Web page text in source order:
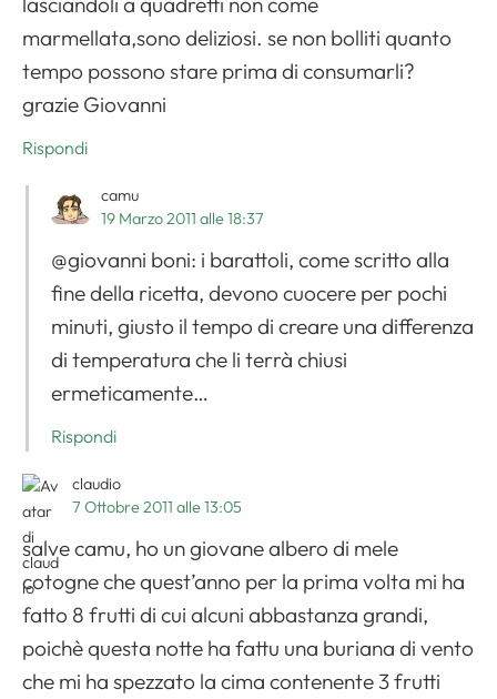
marmellata,sono deliziosi. se non bolliti quanto
tempo possono stare prima di consumarli?
grazie Giovanni
Rispondi
camu
19 Marzo 2011 alle 18:37
@giovanni boni: i barattoli, come scritto alla
fine della ricetta, devono cuocere per pochi
minuti, giusto il tempo di creare una differenza
di temperatura che li terrà chiusi
ermeticamente…
Rispondi
claudio
7 Ottobre 2011 alle 13:05
salve camu, ho un giovane albero di mele
cotogne che quest’anno per la prima volta mi ha
fatto 8 frutti di cui alcuni abbastanza grandi,
poichè questa notte ha fattu una buriana di vento
che mi ha spezzato la cima contenente 3 frutti